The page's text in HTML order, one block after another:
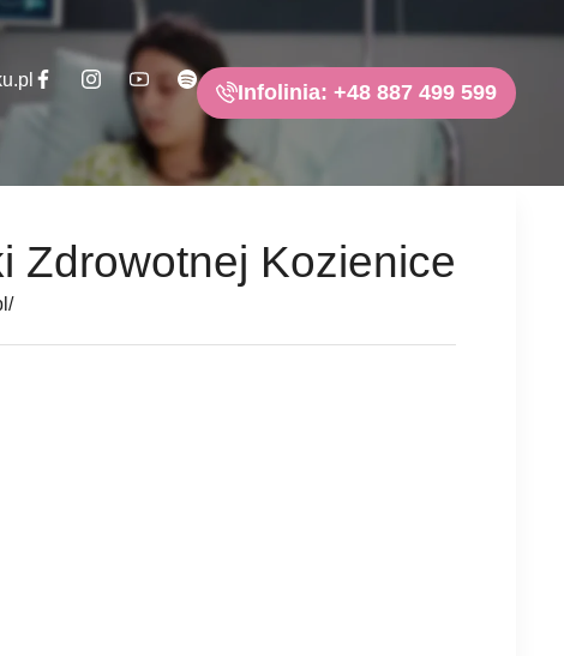
Infolinia: +48 887 499 599
Zdrowotnej Kozienice